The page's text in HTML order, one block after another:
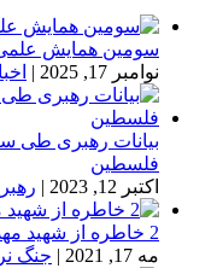
سومین همایش علمی
نوامبر 17, 2025
|
بیانات رهبری طی
فلسطین
اکتبر 12, 2023
|
2 خاطره از شهید مهدی زین الدین
مه 17, 2021
| جنگ